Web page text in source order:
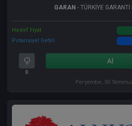
GARAN - TÜRKİYE
Hedef Fiyat
Potansiyel Getiri
0
Al
Perşembe, 30